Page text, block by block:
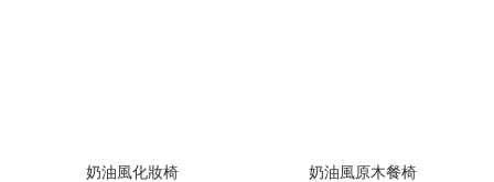
奶油風化妝椅 奶油風原木餐椅